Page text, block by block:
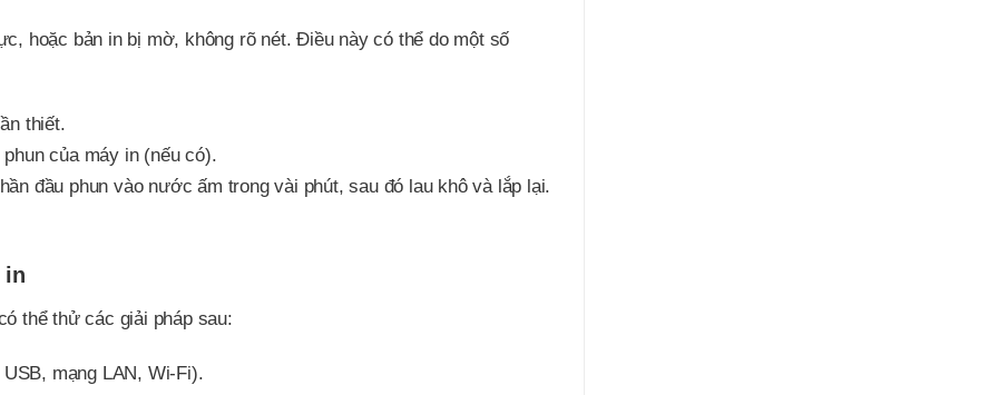
hoặc bản in bị mờ, không rõ nét. Điều này có thể do một số
thiết.
của máy in (nếu có).
đầu phun vào nước ấm trong vài phút, sau đó lau khô và lắp lại.
in
thể thử các giải pháp sau:
mạng LAN, Wi-Fi).